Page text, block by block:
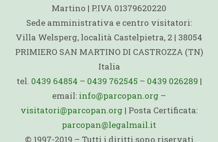
Martino | P.IVA 01379620220
Sede amministrativa e centro visitatori:
Villa Welsperg, località Castelpietra, 2 | 38054
PRIMIERO SAN MARTINO DI CASTROZZA (TN)
Italia
tel. 0439 64854 – 0439 762545 – 0439 026289 |
email: info@parcopan.org –
visitatori@parcopan.org | Posta Certificata:
parcopan@legalmail.it
© 1997-2019 – Tutti i diritti sono riservati